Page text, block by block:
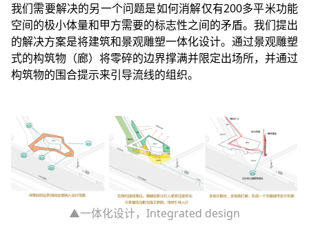
我们需要解决的另一个问题是如何消解仅有200多平米功能
空间的极小体量和甲方需要的标志性之间的矛盾。我们提出
的解决方案是将建筑和景观雕塑一体化设计。通过景观雕塑
式的构筑物（廊）将零碎的边界撑满并限定出场所，并通过
构筑物的围合提示来引导流线的组织。
▲一体化设计，Integrated design